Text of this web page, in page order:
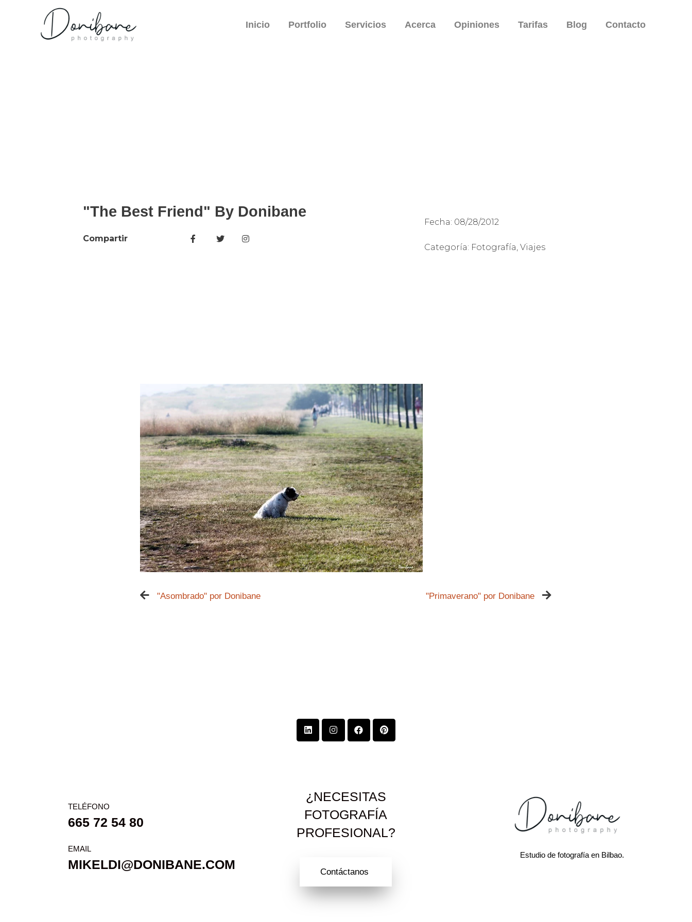
Inicio Portfolio Servicios Acerca Opiniones Tarifas Blog Contacto
"The Best Friend" By Donibane
Compartir
Fecha: 08/28/2012
Categoría: Fotografía,Viajes
"Asombrado" por Donibane "Primaverano" por Donibane
TELÉFONO
665 72 54 80
EMAIL
MIKELDI@DONIBANE.COM
¿NECESITAS
FOTOGRAFÍA
PROFESIONAL?
Contáctanos
Estudio de fotografía en Bilbao.